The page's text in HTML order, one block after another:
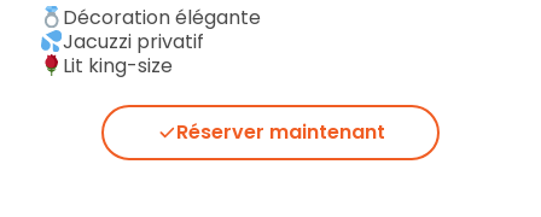
Décoration élégante
Jacuzzi privatif
Lit king-size
Réserver maintenant